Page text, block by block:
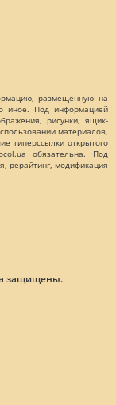
размещенную на
иное. Под информацией
рисунки, ящик-
материалов,
гиперссылки открытого
обязательна. Под
рерайтинг, модификация
защищены.